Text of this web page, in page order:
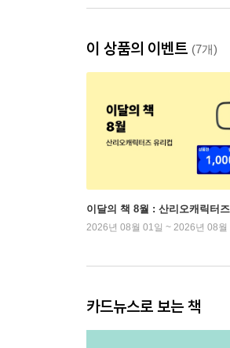
이 상품의 이벤트 (7개)
이달의 책 8월 : 산리오캐릭터
2026년 08월 01일 ~ 2026년 08월
카드뉴스로 보는 책